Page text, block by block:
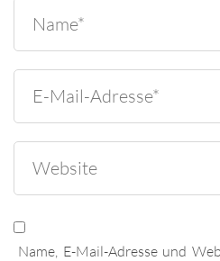
Name, E-Mail-Adresse und